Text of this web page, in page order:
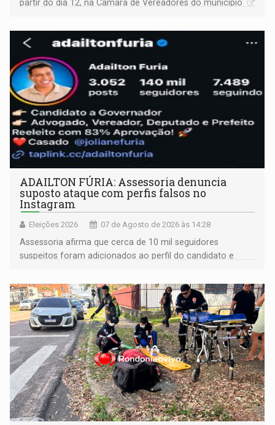
partir do dia 12, na Câmara de Vereadores do município
ADAILTON FÚRIA: Assessoria denuncia
suposto ataque com perfis falsos no
Instagram
Eleições 2026 07 de Agosto de 2026 às 14:28
Assessoria afirma que cerca de 10 mil seguidores
suspeitos foram adicionados ao perfil do candidato e
remover as contas